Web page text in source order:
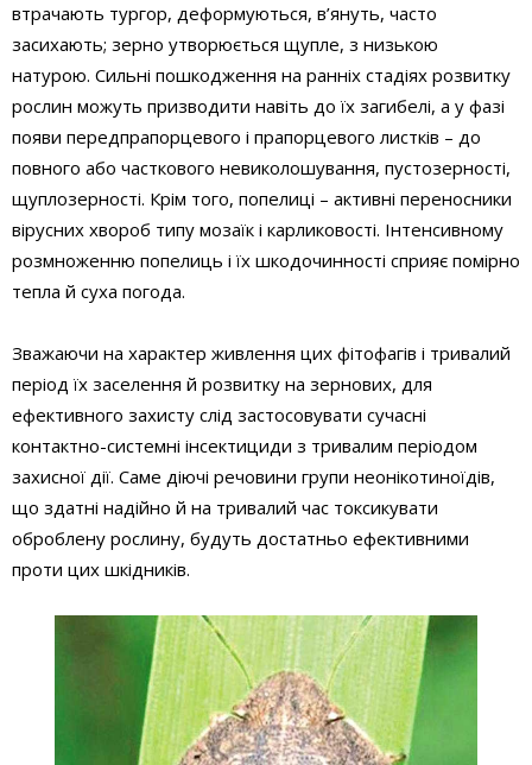
втрачають тургор, деформуються, в’януть, часто
засихають; зерно утворюється щупле, з низькою
натурою. Сильні пошкодження на ранніх стадіях розвитку
рослин можуть призводити навіть до їх загибелі, а у фазі
появи передпрапорцевого і прапорцевого листків – до
повного або часткового невиколошування, пустозерності,
щуплозерності. Крім того, попелиці – активні переносники
вірусних хвороб типу мозаїк і карликовості. Інтенсивному
розмноженню попелиць і їх шкодочинності сприяє помірно
тепла й суха погода.
Зважаючи на характер живлення цих фітофагів і тривалий
період їх заселення й розвитку на зернових, для
ефективного захисту слід застосовувати сучасні
контактно-системні інсектициди з тривалим періодом
захисної дії. Саме діючі речовини групи неонікотиноїдів,
що здатні надійно й на тривалий час токсикувати
оброблену рослину, будуть достатньо ефективними
проти цих шкідників.